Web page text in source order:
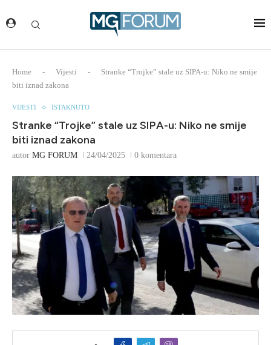
Home - Vijesti -
Stranke “Trojke” stale uz SIPA-u: Niko ne smije
biti iznad zakona
VIJESTI ISTAKNUTO
Stranke “Trojke” stale uz SIPA-u: Niko ne smije
biti iznad zakona
autor MG FORUM 24/04/2025 0 komentara